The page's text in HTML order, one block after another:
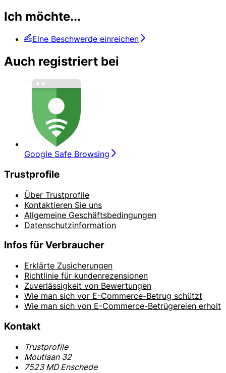
Ich möchte...
Eine Beschwerde einreichen
Auch registriert bei
Google Safe Browsing
Trustprofile
Über Trustprofile
Kontaktieren Sie uns
Allgemeine Geschäftsbedingungen
Datenschutzinformation
Infos für Verbraucher
Erklärte Zusicherungen
Richtlinie für kundenrezensionen
Zuverlässigkeit von Bewertungen
Wie man sich vor E-Commerce-Betrug schützt
Wie man sich von E-Commerce-Betrügereien erholt
Kontakt
Trustprofile
Moutlaan 32
7523 MD Enschede